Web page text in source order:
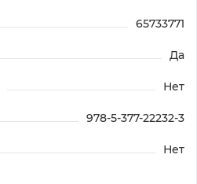
65733771
Да
Нет
978-5-377-22232-3
Нет